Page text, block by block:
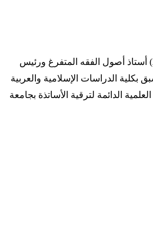
(١٣٢٦ - 1444) (١٩٤٨ - 2022) أستاذ أصول الفقه المتفرغ ورئيس
بكلية الدراسات الإسلامية والعربية
الدائمة لترقية الأساتذة بجامعة